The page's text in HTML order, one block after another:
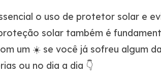
o uso de protetor solar e
solar também é
um ☀️ se você já sofreu algum
ou no dia a dia 👇